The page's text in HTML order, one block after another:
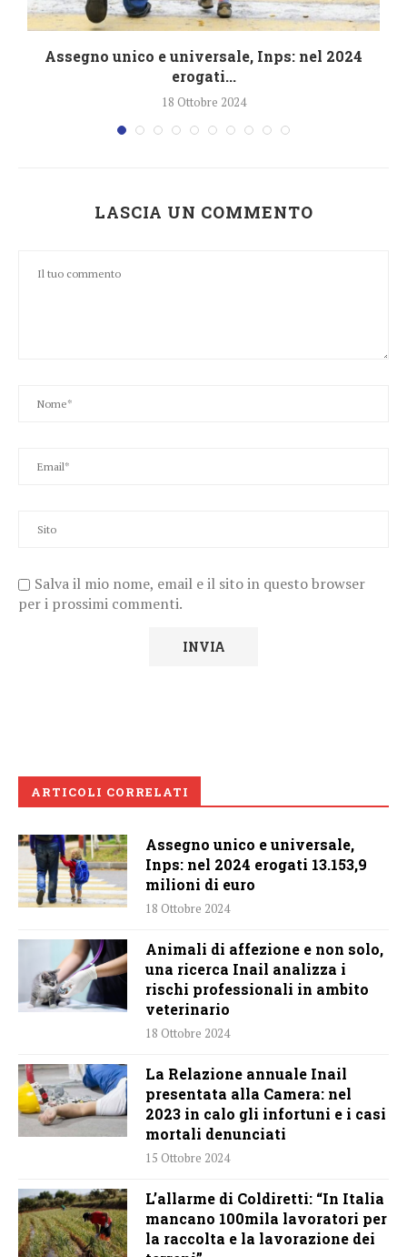
Assegno unico e universale, Inps: nel 2024
erogati...
18 Ottobre 2024
LASCIA UN COMMENTO
Salva il mio nome, email e il sito in questo browser
per i prossimi commenti.
ARTICOLI CORRELATI
Assegno unico e universale,
Inps: nel 2024 erogati 13.153,9
milioni di euro
18 Ottobre 2024
Animali di affezione e non solo,
una ricerca Inail analizza i
rischi professionali in ambito
veterinario
18 Ottobre 2024
La Relazione annuale Inail
presentata alla Camera: nel
2023 in calo gli infortuni e i casi
mortali denunciati
15 Ottobre 2024
L’allarme di Coldiretti: “In Italia
mancano 100mila lavoratori per
la raccolta e la lavorazione dei